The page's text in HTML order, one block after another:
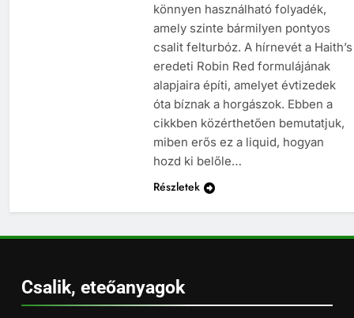
könnyen használható folyadék,
amely szinte bármilyen pontyos
csalit felturbóz. A hírnevét a Haith’s
eredeti Robin Red formulájának
alapjaira építi, amelyet évtizedek
óta bíznak a horgászok. Ebben a
cikkben közérthetően bemutatjuk,
miben erős ez a liquid, hogyan
hozd ki belőle…
Részletek
Csalik, eteőanyagok